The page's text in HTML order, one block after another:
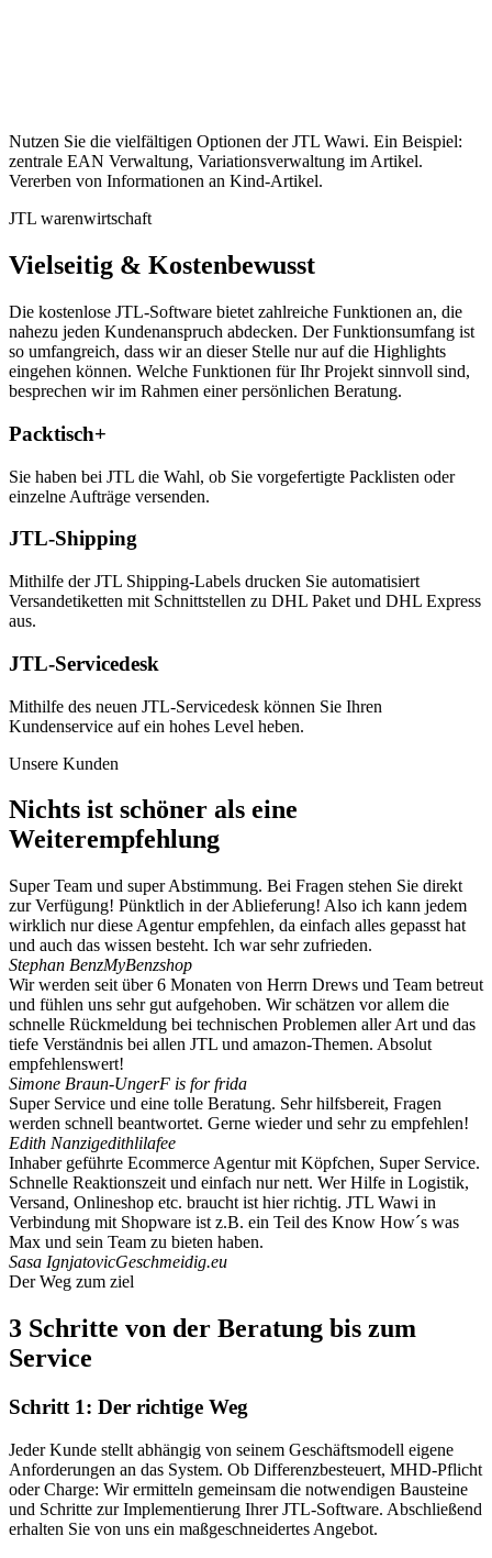
Nutzen Sie die vielfältigen Optionen der JTL Wawi. Ein Beispiel:
zentrale EAN Verwaltung, Variationsverwaltung im Artikel.
Vererben von Informationen an Kind-Artikel.
JTL warenwirtschaft
Vielseitig & Kostenbewusst
Die kostenlose JTL-Software bietet zahlreiche Funktionen an, die
nahezu jeden Kundenanspruch abdecken. Der Funktionsumfang ist
so umfangreich, dass wir an dieser Stelle nur auf die Highlights
eingehen können. Welche Funktionen für Ihr Projekt sinnvoll sind,
besprechen wir im Rahmen einer persönlichen Beratung.
Packtisch+
Sie haben bei JTL die Wahl, ob Sie vorgefertigte Packlisten oder
einzelne Aufträge versenden.
JTL-Shipping
Mithilfe der JTL Shipping-Labels drucken Sie automatisiert
Versandetiketten mit Schnittstellen zu DHL Paket und DHL Express
aus.
JTL-Servicedesk
Mithilfe des neuen JTL-Servicedesk können Sie Ihren
Kundenservice auf ein hohes Level heben.
Unsere Kunden
Nichts ist schöner als eine
Weiterempfehlung
Super Team und super Abstimmung. Bei Fragen stehen Sie direkt
zur Verfügung! Pünktlich in der Ablieferung! Also ich kann jedem
wirklich nur diese Agentur empfehlen, da einfach alles gepasst hat
und auch das wissen besteht. Ich war sehr zufrieden.
Stephan BenzMyBenzshop
Wir werden seit über 6 Monaten von Herrn Drews und Team betreut
und fühlen uns sehr gut aufgehoben. Wir schätzen vor allem die
schnelle Rückmeldung bei technischen Problemen aller Art und das
tiefe Verständnis bei allen JTL und amazon-Themen. Absolut
empfehlenswert!
Simone Braun-UngerF is for frida
Super Service und eine tolle Beratung. Sehr hilfsbereit, Fragen
werden schnell beantwortet. Gerne wieder und sehr zu empfehlen!
Edith Nanzigedithlilafee
Inhaber geführte Ecommerce Agentur mit Köpfchen, Super Service.
Schnelle Reaktionszeit und einfach nur nett. Wer Hilfe in Logistik,
Versand, Onlineshop etc. braucht ist hier richtig. JTL Wawi in
Verbindung mit Shopware ist z.B. ein Teil des Know How´s was
Max und sein Team zu bieten haben.
Sasa IgnjatovicGeschmeidig.eu
Der Weg zum ziel
3 Schritte von der Beratung bis zum
Service
Schritt 1: Der richtige Weg
Jeder Kunde stellt abhängig von seinem Geschäftsmodell eigene
Anforderungen an das System. Ob Differenzbesteuert, MHD-Pflicht
oder Charge: Wir ermitteln gemeinsam die notwendigen Bausteine
und Schritte zur Implementierung Ihrer JTL-Software. Abschließend
erhalten Sie von uns ein maßgeschneidertes Angebot.